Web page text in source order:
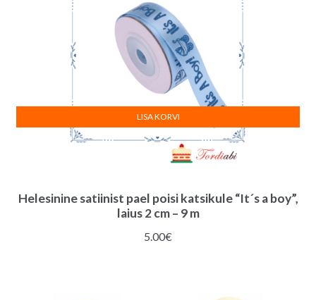
Helesinine satiinist pael poisi katsikule “It´s a boy”,
laius 2 cm – 9 m
5.00€
LISA KORVI